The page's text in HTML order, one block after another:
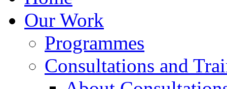
Our Work
Programmes
Consultations and